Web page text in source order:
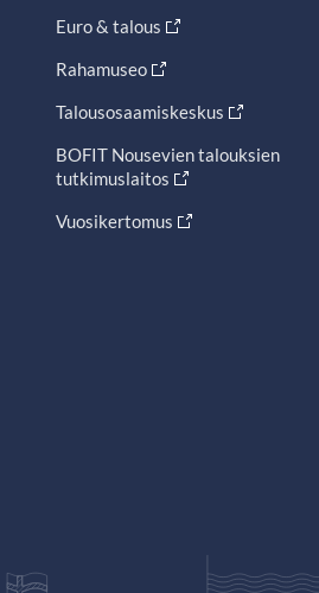
Euro & talous
Rahamuseo
Talousosaamiskeskus
BOFIT Nousevien talouksien
tutkimuslaitos
Vuosikertomus